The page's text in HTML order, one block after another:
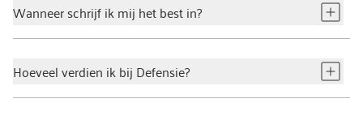
Wanneer schrijf ik mij het best in?
Hoeveel verdien ik bij Defensie?